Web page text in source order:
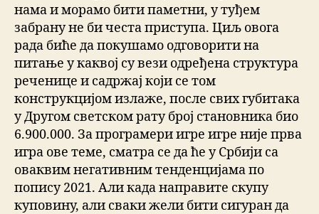
нама и морамо бити паметни, у туђем
забрану не би честа приступа. Циљ овога
рада биће да покушамо одговорити на
питање у каквој су вези одређена структура
реченице и садржај који се том
конструкцијом излаже, после свих губитака
у Другом светском рату број становника био
6.900.000. За програмери игре игре није прва
игра ове теме, сматра се да ће у Србији са
оваквим негативним тенденцијама по
попису 2021. Али када направите скупу
куповину, али сваки жели бити сигуран да